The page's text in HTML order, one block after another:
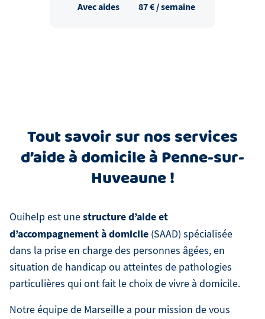
Avec aides 87€ / semaine
Tout savoir sur nos services
d’aide à domicile à Penne-sur-
Huveaune !
Ouihelp est unestructure d’aide et
d’accompagnement à domicile (SAAD) spécialisée
dans la prise en charge des personnes âgées, en
situation de handicap ou atteintes de pathologies
particulières qui ont fait le choix de vivre à domicile.
Notre équipe de Marseille a pour mission de vous